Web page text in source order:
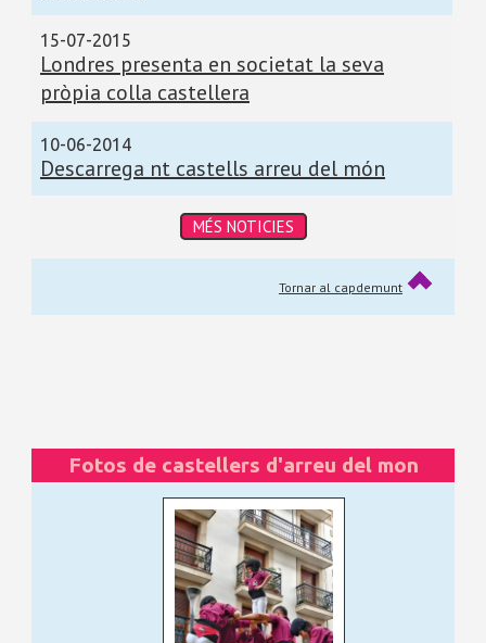
15-07-2015
Londres presenta en societat la seva
pròpia colla castellera
10-06-2014
Descarrega nt castells arreu del món
MÉS NOTICIES
Tornar al capdemunt
Fotos de castellers d'arreu del mon